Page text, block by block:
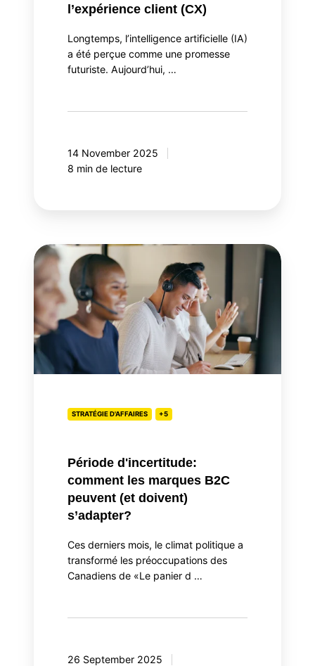
l’expérience client (CX)
Longtemps, l’intelligence artificielle (IA)
a été perçue comme une promesse
futuriste. Aujourd’hui, …
14 November 2025
8 min de lecture
Période
d'incertitude:
comment
les
marques
B2C
peuvent
(et
s’adapter?STRATÉGIE D'AFFAIRES +5
Période d'incertitude:
comment les marques B2C
peuvent (et doivent)
s’adapter?
Ces derniers mois, le climat politique a
transformé les préoccupations des
Canadiens de «Le panier d …
26 September 2025